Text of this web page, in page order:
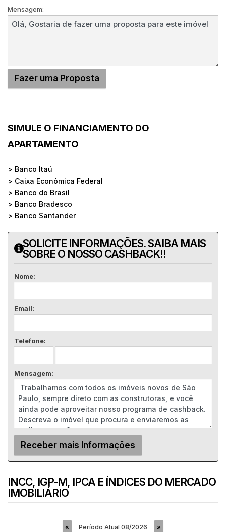
Mensagem:
SIMULE O FINANCIAMENTO DO
APARTAMENTO
> Banco Itaú
> Caixa Econômica Federal
> Banco do Brasil
> Banco Bradesco
> Banco Santander
SOLICITE INFORMAÇÕES. SAIBA MAIS
SOBRE O NOSSO CASHBACK!!
Nome:
Email:
Telefone:
Mensagem:
INCC, IGP-M, IPCA E ÍNDICES DO MERCADO
IMOBILIÁRIO
« Período Atual 08/2026 »